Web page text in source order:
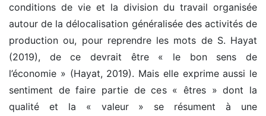
conditions de vie et la division du travail organisée
autour de la délocalisation généralisée des activités de
production ou, pour reprendre les mots de S. Hayat
(2019), de ce devrait être « le bon sens de
l’économie » (Hayat, 2019). Mais elle exprime aussi le
sentiment de faire partie de ces « êtres » dont la
qualité et la « valeur » se résument à une